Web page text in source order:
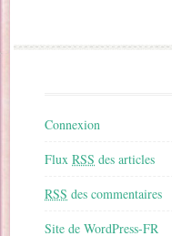
Connexion
FluxRSS des articles
RSS des commentaires
Site de WordPress-FR